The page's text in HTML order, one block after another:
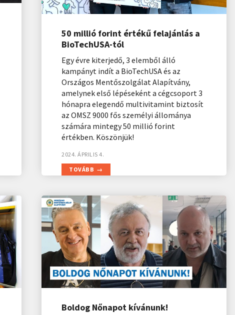
50 millió forint értékű felajánlás a
BioTechUSA-tól
Egy évre kiterjedő, 3 elemből álló
kampányt indít a BioTechUSA és az
Országos Mentőszolgálat Alapítvány,
amelynek első lépéseként a cégcsoport 3
hónapra elegendő multivitamint biztosít
az OMSZ 9000 fős személyi állománya
számára mintegy 50 millió forint
értékben. Köszönjük!
TOVÁBB
2024. ÁPRILIS 4.
Boldog Nőnapot kívánunk!